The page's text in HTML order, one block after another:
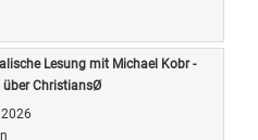
Lesung mit Michael Kobr -
über ChristiansØ